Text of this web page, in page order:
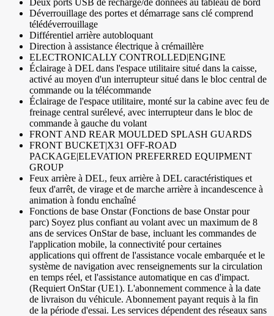
Deux ports USB de recharge/de données au tableau de bord
Déverrouillage des portes et démarrage sans clé comprend
télédéverrouillage
Différentiel arrière autobloquant
Direction à assistance électrique à crémaillère
ELECTRONICALLY CONTROLLED|ENGINE
Éclairage à DEL dans l'espace utilitaire situé dans la caisse,
activé au moyen d'un interrupteur situé dans le bloc central de
commande ou la télécommande
Éclairage de l'espace utilitaire, monté sur la cabine avec feu de
freinage central surélevé, avec interrupteur dans le bloc de
commande à gauche du volant
FRONT AND REAR MOULDED SPLASH GUARDS
FRONT BUCKET|X31 OFF-ROAD
PACKAGE|ELEVATION PREFERRED EQUIPMENT
GROUP
Feux arrière à DEL, feux arrière à DEL caractéristiques et
feux d'arrêt, de virage et de marche arrière à incandescence à
animation à fondu enchaîné
Fonctions de base Onstar (Fonctions de base Onstar pour
parc) Soyez plus confiant au volant avec un maximum de 8
ans de services OnStar de base, incluant les commandes de
l'application mobile, la connectivité pour certaines
applications qui offrent de l'assistance vocale embarquée et le
système de navigation avec renseignements sur la circulation
en temps réel, et l'assistance automatique en cas d'impact.
(Requiert OnStar (UE1). L'abonnement commence à la date
de livraison du véhicule. Abonnement payant requis à la fin
de la période d'essai. Les services dépendent des réseaux sans